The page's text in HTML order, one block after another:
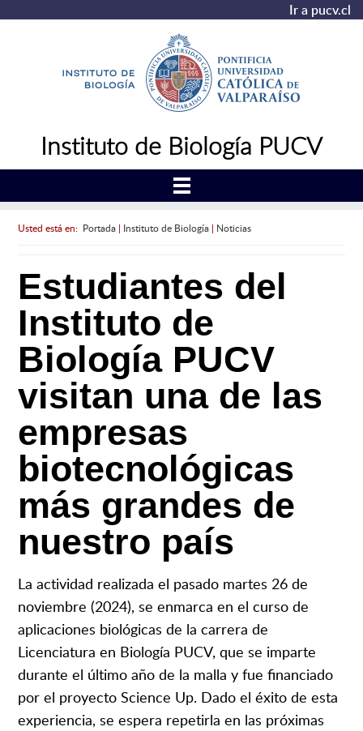
Ir a pucv.cl
Instituto de Biología PUCV
Usted está en: Portada| Instituto de Biología| Noticias
Estudiantes del
Instituto de
Biología PUCV
visitan una de las
empresas
biotecnológicas
más grandes de
nuestro país
La actividad realizada el pasado martes 26 de
noviembre (2024), se enmarca en el curso de
aplicaciones biológicas de la carrera de
Licenciatura en Biología PUCV, que se imparte
durante el último año de la malla y fue financiado
por el proyecto Science Up. Dado el éxito de esta
experiencia, se espera repetirla en las próximas